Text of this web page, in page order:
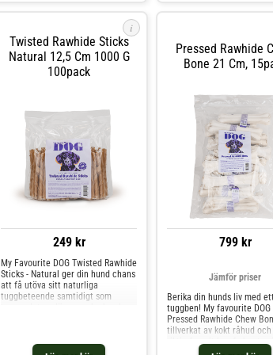
i
Twisted Rawhide Sticks
Natural 12,5 Cm 1000 G
100pack
249 kr
My Favourite DOG Twisted Rawhide
Sticks - Natural ger din hund chans
att få utöva sitt naturliga
tuggbeteende samtidigt som
Skäm bort din hund med ett riktigt
Pressed Rawhide
Bone 21 Cm,
799 kr
Jämför priser
Berika din hunds liv med ett
tuggben! My favourite DOG
Pressed Rawhide Chew
tillverkat av kokt råhud och
riktig favorit hos fyrbenta
överallt. Tuggbenet ger inte